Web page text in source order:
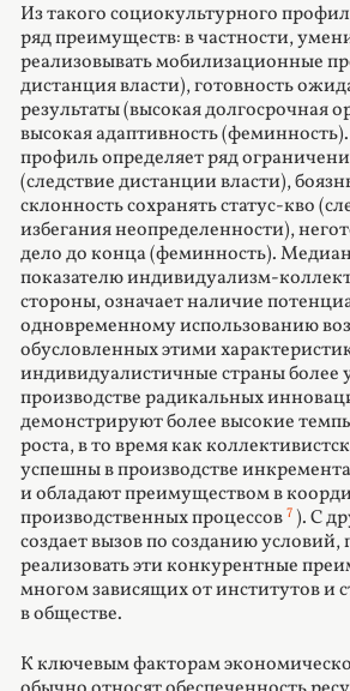
Из такого социокультурного
ряд преимуществ: в частности,
реализовывать мобилизационные
дистанция власти), готовность
результаты (высокая долгосрочная
высокая адаптивность
профиль определяет ряд
(следствие дистанции власти),
склонность сохранять статус-кво
избегания неопределенности),
дело до конца (феминность).
показателю индивидуализм-
стороны, означает наличие
одновременному использованию
обусловленных этими
индивидуалистичные страны более
производстве радикальных
демонстрируют более высокие
роста, в то время как
успешны в производстве
и обладают преимуществом в
производственных процессов7 ). С
создает вызов по созданию
реализовать эти конкурентные
многом зависящих от институтов и
в обществе.
К ключевым факторам